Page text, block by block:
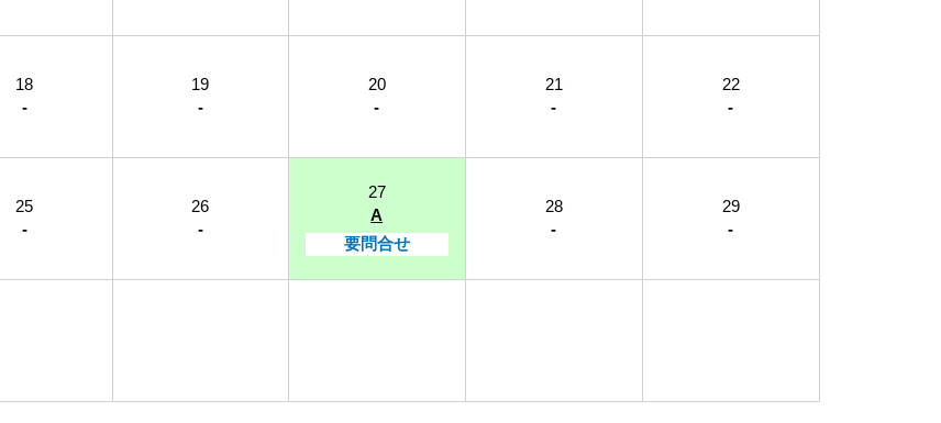
18
-
19
-
20
-
21
-
22
-
25
-
26
-
27
A
要問合せ
28
-
29
-